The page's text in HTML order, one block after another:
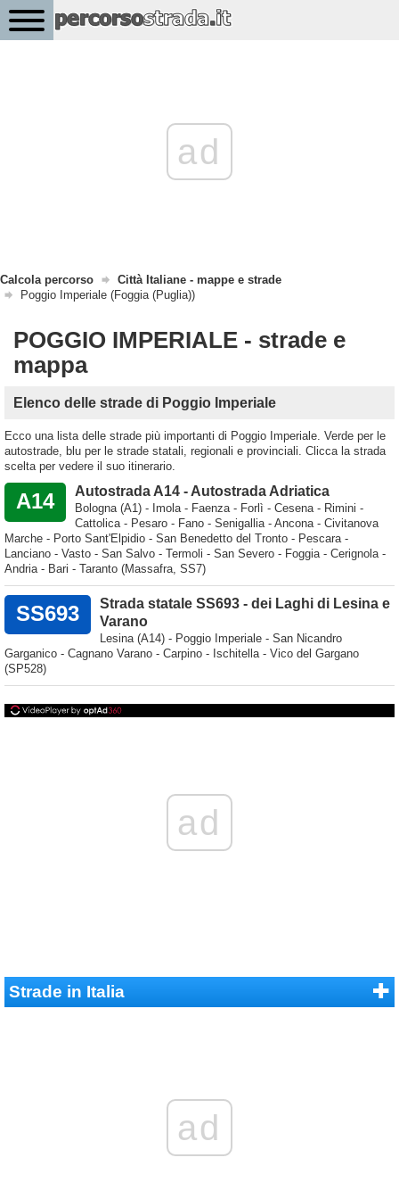
ad
Calcola percorso
Città Italiane - mappe e strade
Poggio Imperiale (Foggia (Puglia))
POGGIO IMPERIALE - strade e
mappa
Elenco delle strade di Poggio Imperiale
Ecco una lista delle strade più importanti di Poggio Imperiale. Verde per le
autostrade, blu per le strade statali, regionali e provinciali. Clicca la strada
scelta per vedere il suo itinerario.
A14 Autostrada A14 - Autostrada Adriatica
Bologna (A1) - Imola - Faenza - Forlì - Cesena - Rimini -
Cattolica - Pesaro - Fano - Senigallia - Ancona - Civitanova
Marche - Porto Sant'Elpidio - San Benedetto del Tronto - Pescara -
Lanciano - Vasto - San Salvo - Termoli - San Severo - Foggia - Cerignola -
Andria - Bari - Taranto (Massafra, SS7)
SS693
Strada statale SS693 - dei Laghi di Lesina e
Varano
Lesina (A14) - Poggio Imperiale - San Nicandro
Garganico - Cagnano Varano - Carpino - Ischitella - Vico del Gargano
(SP528)
ad
Strade in Italia
ad